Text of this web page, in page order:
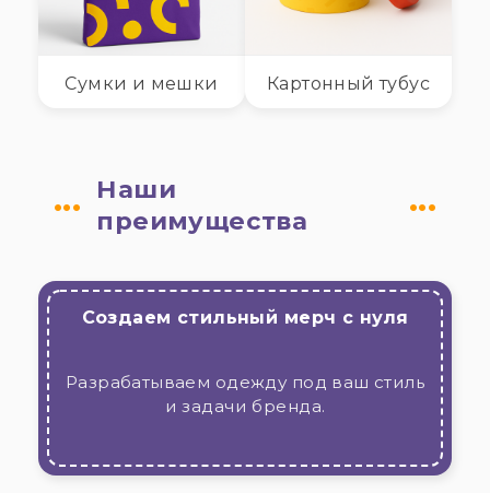
Сумки и мешки Картонный тубус
Наши
преимущества
Создаем стильный мерч с нуля
Разрабатываем одежду под ваш стиль
и задачи бренда.